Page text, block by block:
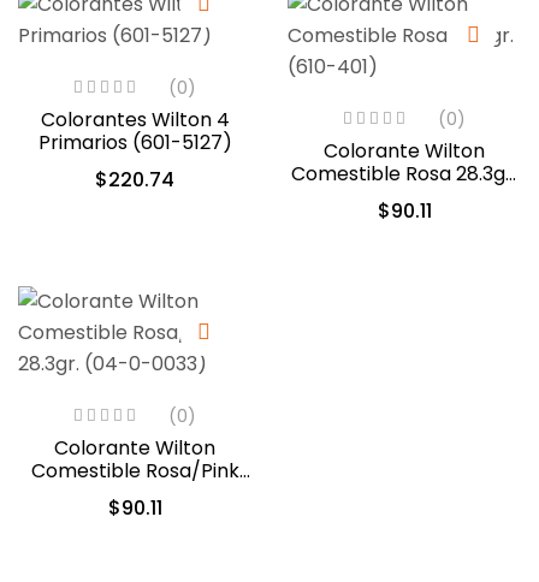
(0)
Colorantes Wilton 4
Primarios (601-5127)
$220.74
(0)
Colorante Wilton
Comestible Rosa 28.3gr.
(610-401)
$90.11
(0)
Colorante Wilton
Comestible Rosa/Pink
28.3gr. (04-0-0033)
$90.11